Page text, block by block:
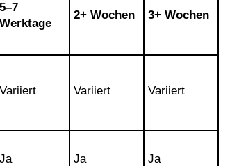
5–7
Werktage
2+ Wochen 3+ Wochen
Variiert Variiert Variiert
Ja Ja Ja